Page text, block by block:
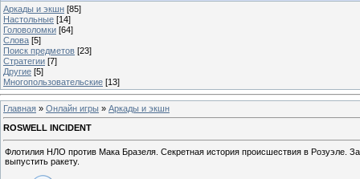
Аркады и экшн [85]
Настольные [14]
Головоломки [64]
Слова [5]
Поиск предметов [23]
Стратегии [7]
Другие [5]
Многопользовательские [13]
Главная » Онлайн игры » Аркады и экшн
ROSWELL INCIDENT
Флотилия НЛО против Мака Бразеля. Секретная история происшествия в Розуэле.
выпустить ракету.